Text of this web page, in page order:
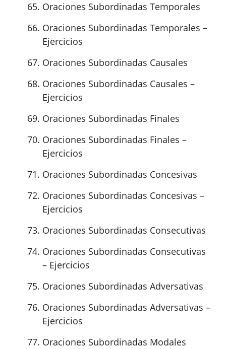
Oraciones Subordinadas Temporales
Oraciones Subordinadas Temporales –
Ejercicios
Oraciones Subordinadas Causales
Oraciones Subordinadas Causales –
Ejercicios
Oraciones Subordinadas Finales
Oraciones Subordinadas Finales –
Ejercicios
Oraciones Subordinadas Concesivas
Oraciones Subordinadas Concesivas –
Ejercicios
Oraciones Subordinadas Consecutivas
Oraciones Subordinadas Consecutivas
– Ejercicios
Oraciones Subordinadas Adversativas
Oraciones Subordinadas Adversativas –
Ejercicios
Oraciones Subordinadas Modales